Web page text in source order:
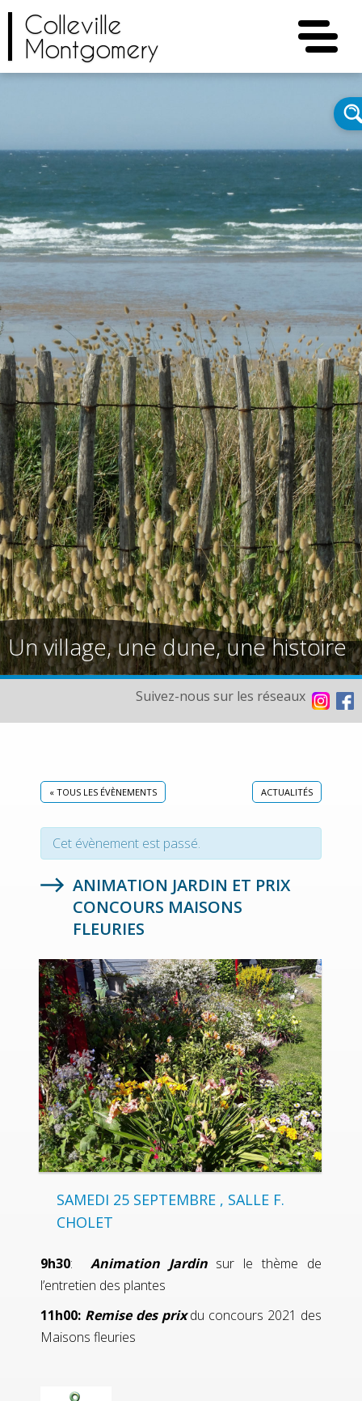
Colleville
Montgomery
Un village, une dune, une histoire
Suivez-nous sur les réseaux
« TOUS LES ÉVÈNEMENTS ACTUALITÉS
Cet évènement est passé.
ANIMATION JARDIN ET PRIX
CONCOURS MAISONS
FLEURIES
SAMEDI 25 SEPTEMBRE , SALLE F.
CHOLET
9h30: Animation Jardinsur le thème de
l’entretien des plantes
11h00: Remise des prixdu concours 2021 des
Maisons fleuries